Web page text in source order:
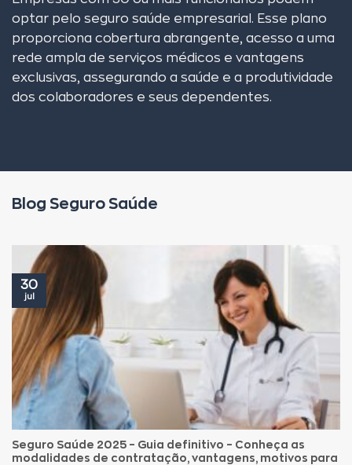
optar pelo seguro saúde empresarial. Esse plano
proporciona cobertura abrangente, acesso a uma
rede ampla de serviços médicos e vantagens
exclusivas, assegurando a saúde e a produtividade
dos colaboradores e seus dependentes.
Blog Seguro Saúde
Seguro Saúde 2025 – Guia definitivo – Conheça as
modalidades de contratação, vantagens, motivos para
30
jul